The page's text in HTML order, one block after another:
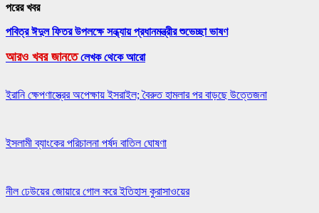
পরের খবর
পবিত্র ঈদুল ফিতর উপলক্ষে সন্ধ্যায় প্রধানমন্ত্রীর শুভেচ্ছা ভাষণ
আরও খবর জানতে লেখক থেকে আরো
ইরানি ক্ষেপণাস্ত্রের অপেক্ষায় ইসরাইল; বৈরুত হামলার পর বাড়ছে উত্তেজনা
ইসলামী ব্যাংকের পরিচালনা পর্ষদ বাতিল ঘোষণা
নীল ঢেউয়ের জোয়ারে গোল করে ইতিহাস কুরাসাওয়ের